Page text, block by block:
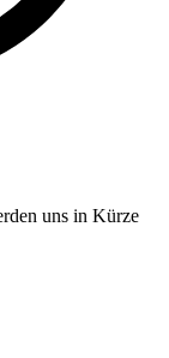
uns in Kürze